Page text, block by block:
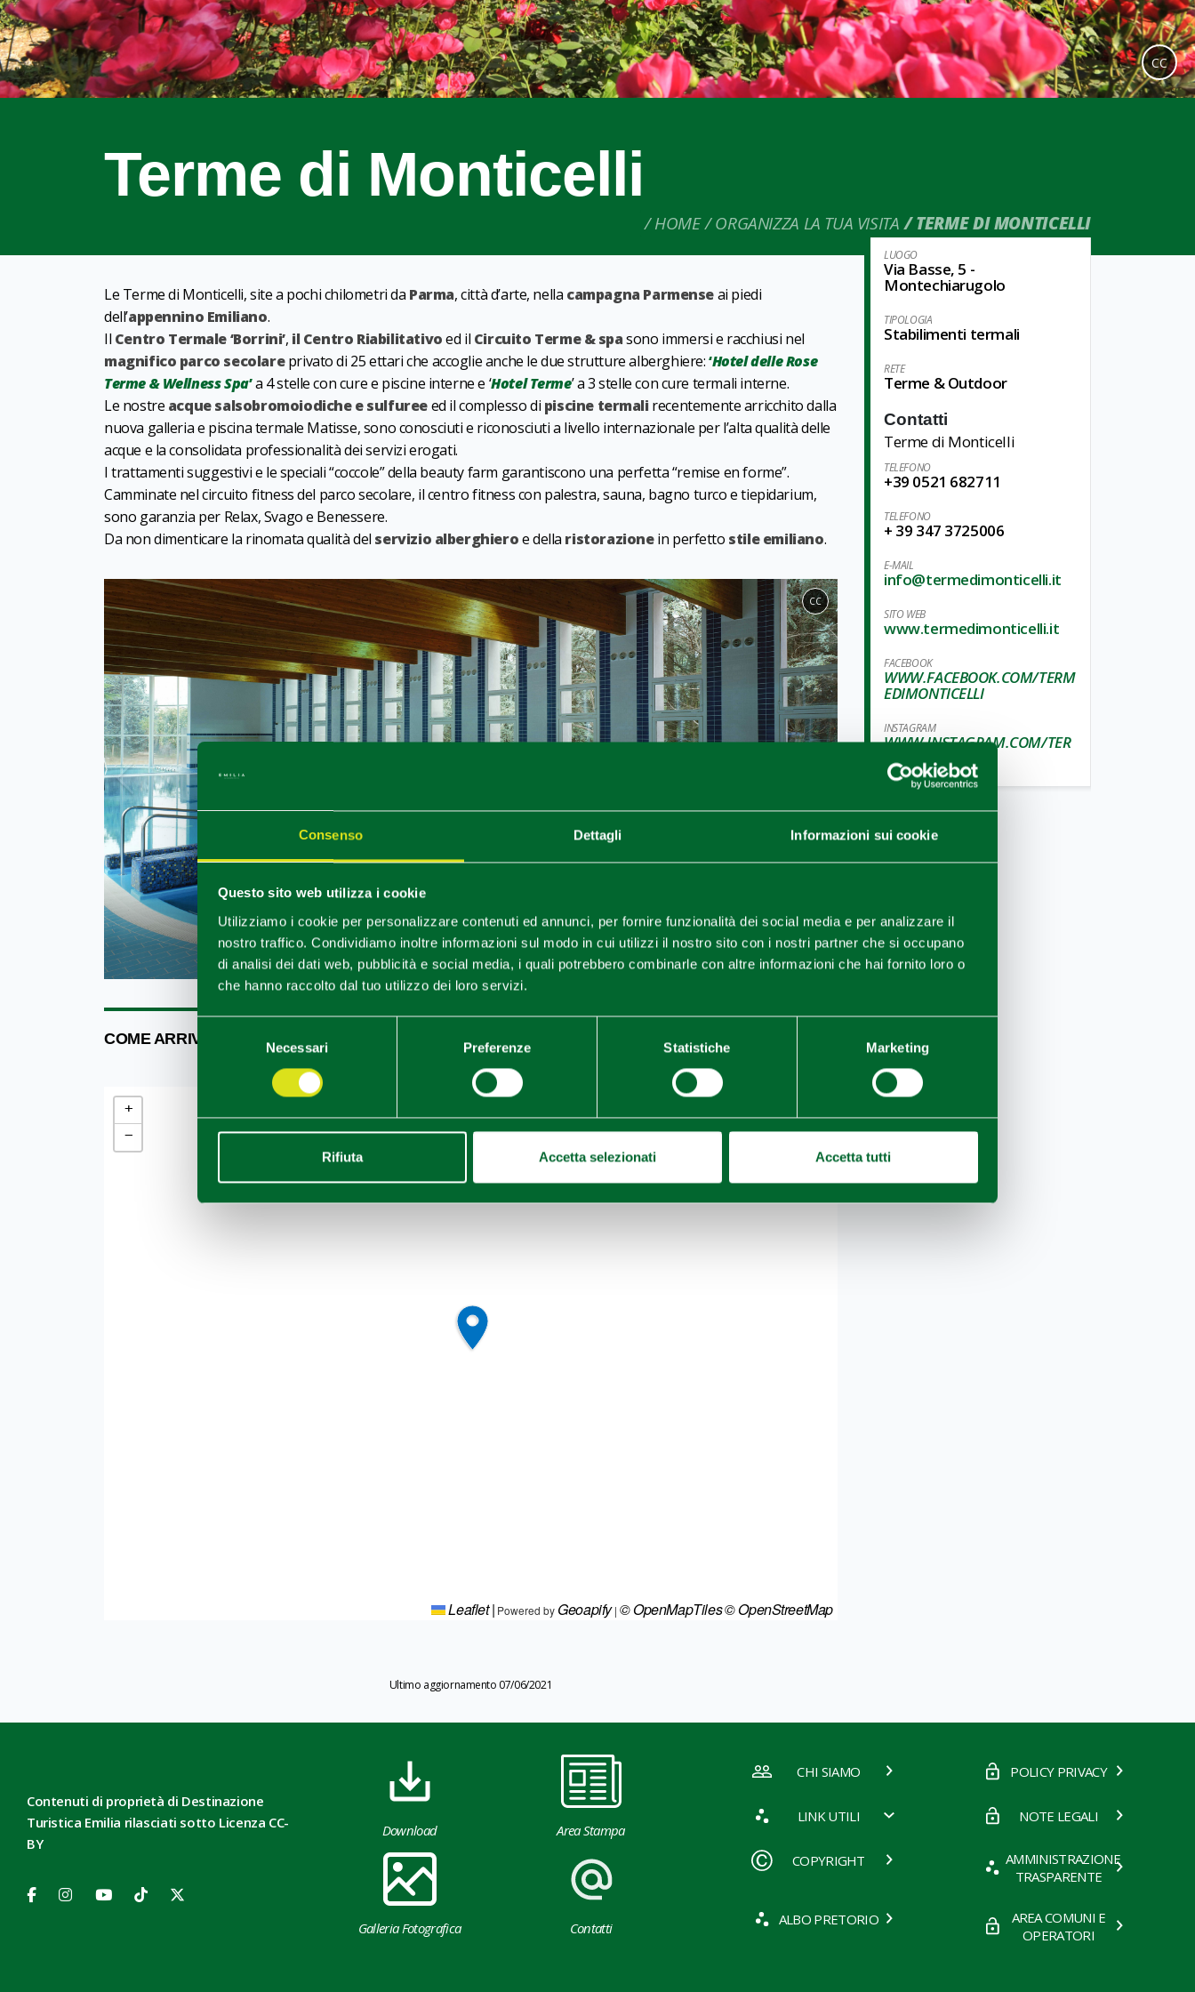
Consenso Dettagli Informazioni sui cookie
Questo sito web utilizza i cookie
Utilizziamo i cookie per personalizzare contenuti ed annunci, per fornire funzionalità dei social media e per analizzare il
nostro traffico. Condividiamo inoltre informazioni sul modo in cui utilizzi il nostro sito con i nostri partner che si occupano
di analisi dei dati web, pubblicità e social media, i quali potrebbero combinarle con altre informazioni che hai fornito loro o
che hanno raccolto dal tuo utilizzo dei loro servizi.
del
Necessari Preferenze Statistiche Marketing
Rifiuta Accetta selezionati Accetta tutti
Terme di Monticelli
HOME ORGANIZZA LA TUA VISITA TERME DI MONTICELLI
CC
LUOGO
Via Basse, 5 -
Montechiarugolo
TIPOLOGIA
Stabilimenti termali
RETE
Terme & Outdoor
Contatti
Terme di Monticelli
TELEFONO
+39 0521 682711
TELEFONO
+ 39 347 3725006
E-MAIL
info@termedimonticelli.it
SITO WEB
www.termedimonticelli.it
FACEBOOK
WWW.FACEBOOK.COM/TERM
EDIMONTICELLI
INSTAGRAM
WWW.INSTAGRAM.COM/TER
ME_DI_PARMA_
Le Terme di Monticelli, site a pochi chilometri da Parma, città d’arte, nella campagna Parmenseai piedi
dell’appennino Emiliano.
Il Centro Termale ‘Borrini’, il Centro Riabilitativoed il Circuito Terme & spasono immersi e racchiusi nel
magnifico parco secolareprivato di 25 ettari che accoglie anche le due strutture alberghiere:‘Hotel delle Rose
Terme & Wellness Spa’a 4 stelle con cure e piscine interne e ‘Hotel Terme’ a 3 stelle con cure termali interne.
Le nostre acque salsobromoiodiche e sulfureeed il complesso di piscine termali recentemente arricchito dalla
nuova galleria e piscina termale Matisse, sono conosciuti e riconosciuti a livello internazionale per l’alta qualità delle
acque e la consolidata professionalità dei servizi erogati.
I trattamenti suggestivi e le speciali “coccole” della beauty farm garantiscono una perfetta “remise en forme”.
Camminate nel circuito fitness del parco secolare, il centro fitness con palestra, sauna, bagno turco e tiepidarium,
sono garanzia per Relax, Svago e Benessere.
Da non dimenticare la rinomata qualità del servizio alberghieroe della ristorazionein perfetto stile emiliano.
Montechiarugolo (PR), Terme di Monticelli
CC
1/1
COME ARRIVARE
+
−
Leaflet| Powered by Geoapify| © OpenMapTiles© OpenStreetMap
Ultimo aggiornamento 07/06/2021
Contenuti di proprietà di Destinazione
Turistica Emilia rilasciati sotto Licenza CC-
BY
Download Area Stampa
Galleria Fotografica Contatti
CHI SIAMO POLICY PRIVACY
LINK UTILI NOTE LEGALI
COPYRIGHT
AMMINISTRAZIONE
TRASPARENTE
ALBO PRETORIO
AREA COMUNI E
OPERATORI